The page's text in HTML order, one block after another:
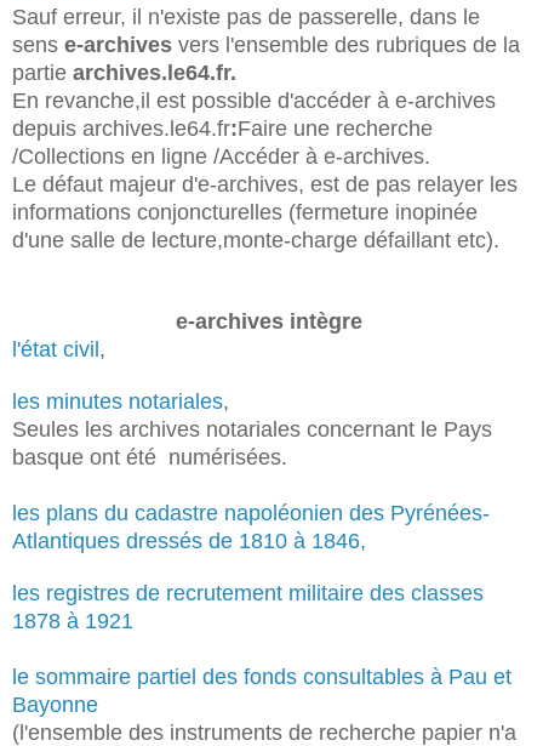
Sauf erreur, il n'existe pas de passerelle, dans le
sens e-archives vers l'ensemble des rubriques de la
partie archives.le64.fr.
En revanche,il est possible d'accéder à e-archives
depuis archives.le64.fr:Faire une recherche
/Collections en ligne /Accéder à e-archives.
Le défaut majeur d'e-archives, est de pas relayer les
informations conjoncturelles (fermeture inopinée
d'une salle de lecture,monte-charge défaillant etc).
e-archives intègre
l'état civil,
les minutes notariales,
Seules les archives notariales concernant le Pays
basque ont été numérisées.
les plans du cadastre napoléonien des Pyrénées-
Atlantiques dressés de 1810 à 1846,
les registres de recrutement militaire des classes
1878 à 1921
le sommaire partiel des fonds consultables à Pau et
Bayonne
(l'ensemble des instruments de recherche papier n'a